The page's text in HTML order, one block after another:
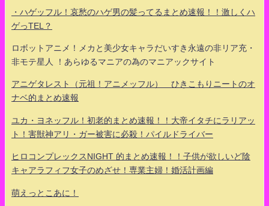
・ハゲッフル！哀愁のハゲ男の髪ってるまとめ速報！！激しくハ
ゲっTEL？
ロボットアニメ！メカと美少女キャラだいすき永遠の非リア充・
非モテ星人 ！あらゆるマニアの為のマニアックサイト
アニゲタレスト（元祖！アニメッフル） ひきこもりニートのオ
ナベ的まとめ速報
ユカ・ヨネッフル！初老的まとめ速報！！大帝イタチにラリアッ
ト！害獣神アリ・ガー被害に必殺！パイルドライバー
ヒロコンプレックスNIGHT 的まとめ速報！！子供が欲しいど陰
キャアラフィフ女子のめざせ！専業主婦！婚活計画編
萌えっとこあに！